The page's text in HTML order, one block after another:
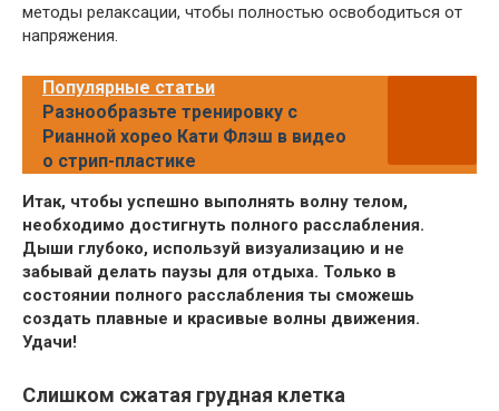
методы релаксации, чтобы полностью освободиться от
напряжения.
Популярные статьи
Разнообразьте тренировку с
Рианной хорео Кати Флэш в видео
о стрип-пластике
Итак, чтобы успешно выполнять волну телом,
необходимо достигнуть полного расслабления.
Дыши глубоко, используй визуализацию и не
забывай делать паузы для отдыха. Только в
состоянии полного расслабления ты сможешь
создать плавные и красивые волны движения.
Удачи!
Слишком сжатая грудная клетка